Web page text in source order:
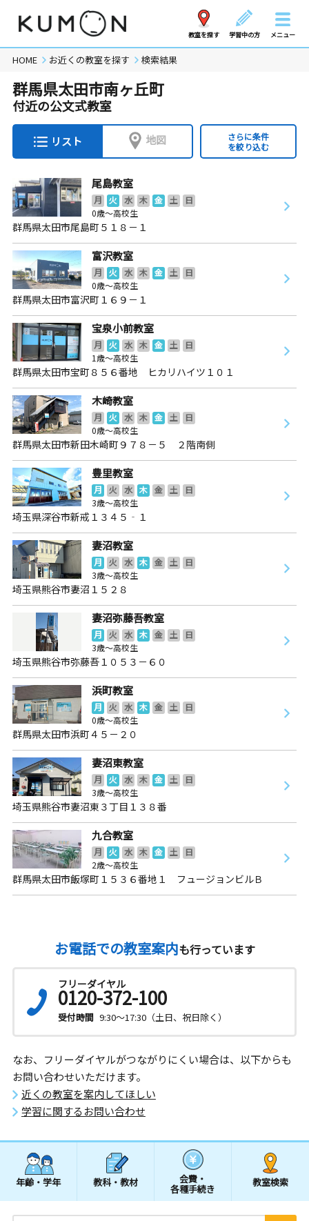
教室を探す 学習中の方 メニュー
HOME お近くの教室を探す 検索結果
群馬県太田市南ヶ丘町
付近の公文式教室
リスト 地図
さらに条件
を絞り込む
尾島教室
月 火 水 木 金 土
日
0歳～高校生
群馬県太田市尾島町５１８－１
富沢教室
月 火 水 木 金 土
日
0歳～高校生
群馬県太田市富沢町１６９－１
宝泉小前教室
月 火 水 木 金 土
日
1歳～高校生
群馬県太田市宝町８５６番地 ヒカリハイツ１０１
木崎教室
月 火 水 木 金 土
日
0歳～高校生
群馬県太田市新田木崎町９７８－５ ２階南側
豊里教室
月 火 水 木 金 土
日
3歳～高校生
埼玉県深谷市新戒１３４５‐１
妻沼教室
月 火 水 木 金 土
日
3歳～高校生
埼玉県熊谷市妻沼１５２８
妻沼弥藤吾教室
月 火 水 木 金 土
日
3歳～高校生
埼玉県熊谷市弥藤吾１０５３－６０
浜町教室
月 火 水 木 金 土
日
0歳～高校生
群馬県太田市浜町４５－２０
妻沼東教室
月 火 水 木 金 土
日
3歳～高校生
埼玉県熊谷市妻沼東３丁目１３８番
九合教室
月 火 水 木 金 土
日
2歳～高校生
群馬県太田市飯塚町１５３６番地１ フュージョンビルＢ
お電話での教室案内も行っています
フリーダイヤル
0120-372-100
受付時間 9:30～17:30（土日、祝日除く）
なお、フリーダイヤルがつながりにくい場合は、以下からも
お問い合わせいただけます。
近くの教室を案内してほしい
学習に関するお問い合わせ
年齢・学年 教科・教材 会費・
各種手続き
教室検索